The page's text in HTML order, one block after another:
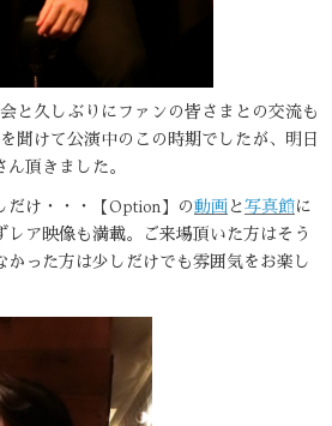
と久しぶりにファンの皆さまとの交流も
聞けて公演中のこの時期でしたが、明日
頂きました。
だけ・・・【Option】の動画 と写真館に
ア映像も満載。ご来場頂いた方はそう
かった方は少しだけでも雰囲気をお楽し